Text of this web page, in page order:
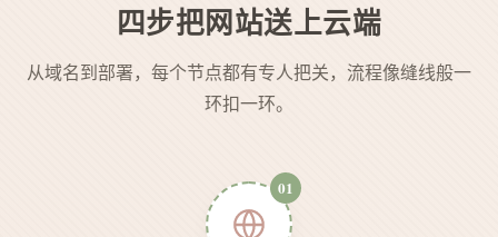
四步把网站送上云端
从域名到部署，每个节点都有专人把关，流程像缝线般一
环扣一环。
01